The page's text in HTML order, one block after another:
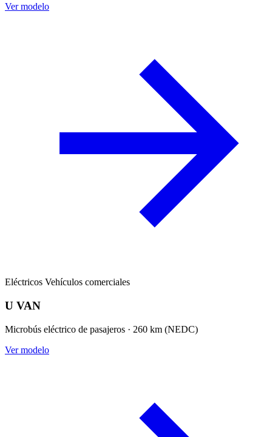
Ver modelo
Eléctricos Vehículos comerciales
U VAN
Microbús eléctrico de pasajeros · 260 km (NEDC)
Ver modelo